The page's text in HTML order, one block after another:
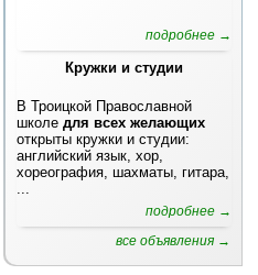
подробнее →
Кружки и студии
В Троицкой Православной
школе для всех желающих
открыты кружки и студии:
английский язык, хор,
хореография, шахматы, гитара,
...
подробнее →
все объявления →